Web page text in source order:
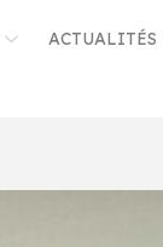
ACTUALITÉS